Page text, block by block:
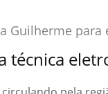
Guilherme
técnica